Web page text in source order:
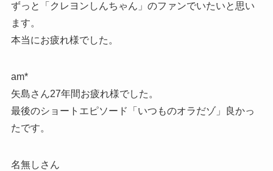
ずっと「クレヨンしんちゃん」のファンでいたいと思い
ます。
本当にお疲れ様でした。
am*
矢島さん27年間お疲れ様でした。
最後のショートエピソード「いつものオラだゾ」良かっ
たです。
名無しさん